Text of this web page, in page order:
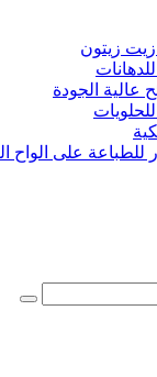
زيتون
عالية الجودة
للطباعة على الواح